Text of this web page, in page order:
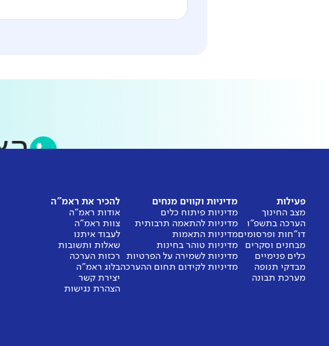
פעילות
מצב החינוך
הערכה בתשפ"ו
דו"חות ופרסומים
מבחנים וסקרים
כלים פנימיים
מבדקי תנופה
מערכת תבונה
מדיניות וקווים מנחים
מדיניות פיתוח כלים
מדיניות להתאמה תרבותית
מדיניות התאמות
מדיניות טוהר בחינות
מדיניות לשמירה על הפרטיות
מדיניות לקידום תחום ההערכה
להכיר את ראמ"ה
אודות ראמ"ה
צוות ראמ"ה
לעבוד איתנו
שאלות ותשובות
רכזות הערכה
בלוג ראמ"ה
יצירת קשר
הצהרת נגישות